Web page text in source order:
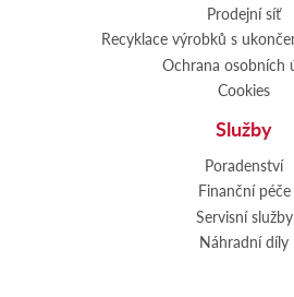
Prodejní síť
Recyklace výrobků s
Ochrana osobních
Cookies
Služby
Poradenství
Finanční péče
Servisní služby
Náhradní díly